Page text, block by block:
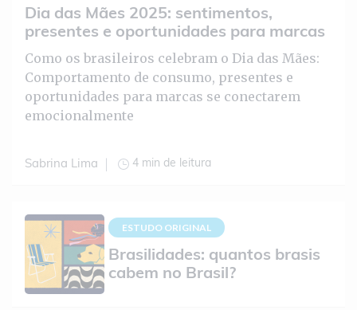
Dia das Mães 2025: sentimentos,
presentes e oportunidades para marcas
Como os brasileiros celebram o Dia das Mães:
Comportamento de consumo, presentes e
oportunidades para marcas se conectarem
emocionalmente
Sabrina Lima 4 min de leitura
ESTUDO ORIGINAL
Brasilidades: quantos brasis
cabem no Brasil?